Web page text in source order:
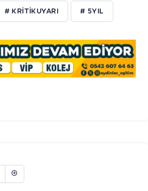
# KRITIKUYARI # 5YIL